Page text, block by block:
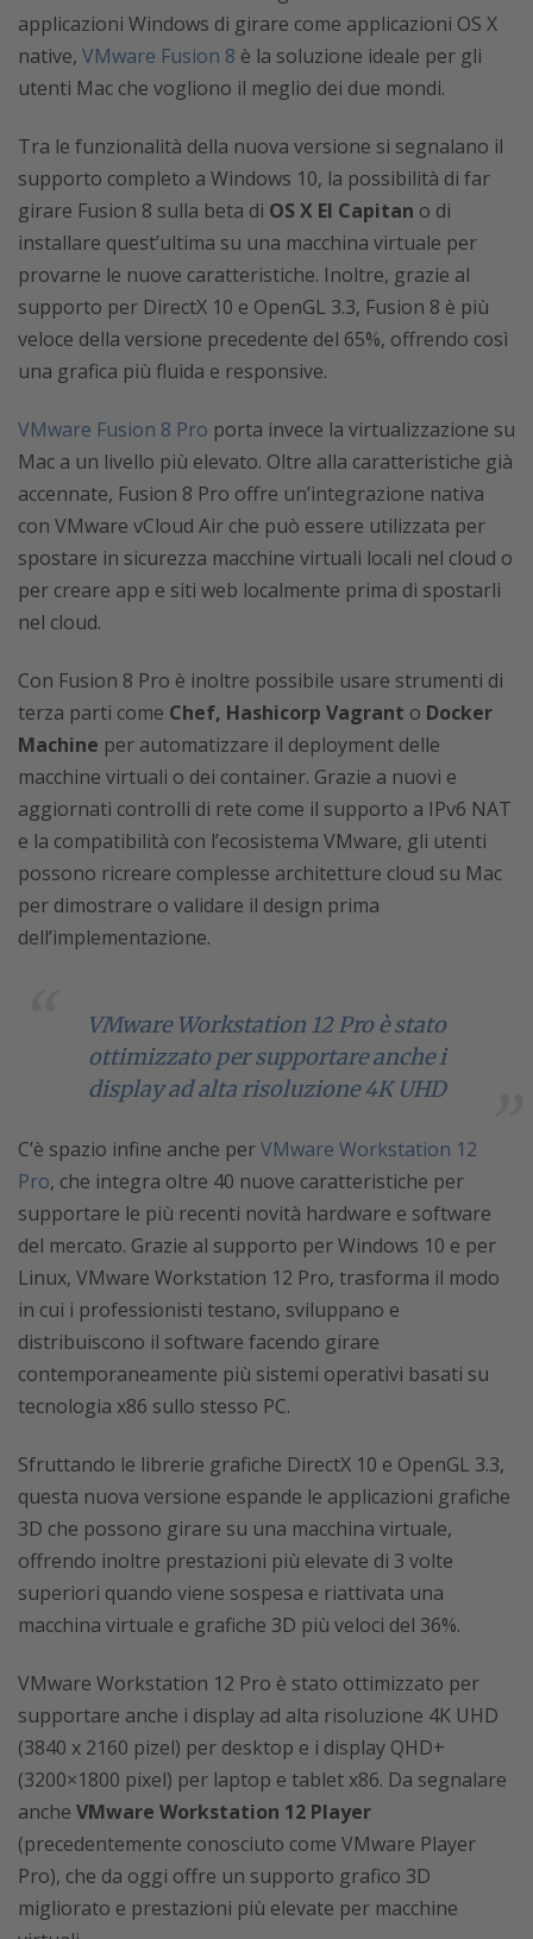
applicazioni Windows di girare come applicazioni OS X
native, VMware Fusion 8 è la soluzione ideale per gli
utenti Mac che vogliono il meglio dei due mondi.
Tra le funzionalità della nuova versione si segnalano il
supporto completo a Windows 10, la possibilità di far
girare Fusion 8 sulla beta di OS X El Capitan o di
installare quest’ultima su una macchina virtuale per
provarne le nuove caratteristiche. Inoltre, grazie al
supporto per DirectX 10 e OpenGL 3.3, Fusion 8 è più
veloce della versione precedente del 65%, offrendo così
una grafica più fluida e responsive.
VMware Fusion 8 Pro porta invece la virtualizzazione su
Mac a un livello più elevato. Oltre alla caratteristiche già
accennate, Fusion 8 Pro offre un’integrazione nativa
con VMware vCloud Air che può essere utilizzata per
spostare in sicurezza macchine virtuali locali nel cloud o
per creare app e siti web localmente prima di spostarli
nel cloud.
Con Fusion 8 Pro è inoltre possibile usare strumenti di
terza parti come Chef, Hashicorp Vagrant o Docker
Machine per automatizzare il deployment delle
macchine virtuali o dei container. Grazie a nuovi e
aggiornati controlli di rete come il supporto a IPv6 NAT
e la compatibilità con l’ecosistema VMware, gli utenti
possono ricreare complesse architetture cloud su Mac
per dimostrare o validare il design prima
dell’implementazione.
VMware Workstation 12 Pro è stato
ottimizzato per supportare anche i
display ad alta risoluzione 4K UHD
C’è spazio infine anche perVMware Workstation 12
Pro, che integra oltre 40 nuove caratteristiche per
supportare le più recenti novità hardware e software
del mercato. Grazie al supporto per Windows 10 e per
Linux, VMware Workstation 12 Pro, trasforma il modo
in cui i professionisti testano, sviluppano e
distribuiscono il software facendo girare
contemporaneamente più sistemi operativi basati su
tecnologia x86 sullo stesso PC.
Sfruttando le librerie grafiche DirectX 10 e OpenGL 3.3,
questa nuova versione espande le applicazioni grafiche
3D che possono girare su una macchina virtuale,
offrendo inoltre prestazioni più elevate di 3 volte
superiori quando viene sospesa e riattivata una
macchina virtuale e grafiche 3D più veloci del 36%.
VMware Workstation 12 Pro è stato ottimizzato per
supportare anche i display ad alta risoluzione 4K UHD
(3840 x 2160 pizel) per desktop e i display QHD+
(3200×1800 pixel) per laptop e tablet x86. Da segnalare
anche VMware Workstation 12 Player
(precedentemente conosciuto come VMware Player
Pro), che da oggi offre un supporto grafico 3D
migliorato e prestazioni più elevate per macchine